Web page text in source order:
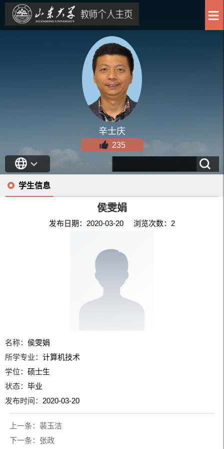
辛士庆
235
学生信息
侯雯娟
发布日期：2020-03-20 浏览次数： 2
名称：侯雯娟
所学专业：计算机技术
学位：硕士生
状态：毕业
发布时间： 2020-03-20
上一条： 裴玉洁
下一条： 张政